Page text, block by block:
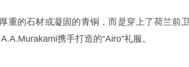
重的石材或凝固的青铜，而是穿上了荷兰前
携手打造的“Airo”礼服。